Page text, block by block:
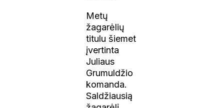
Metų
žagarėlių
titulu šiemet
įvertinta
Juliaus
Grumuldžio
komanda.
Saldžiausią